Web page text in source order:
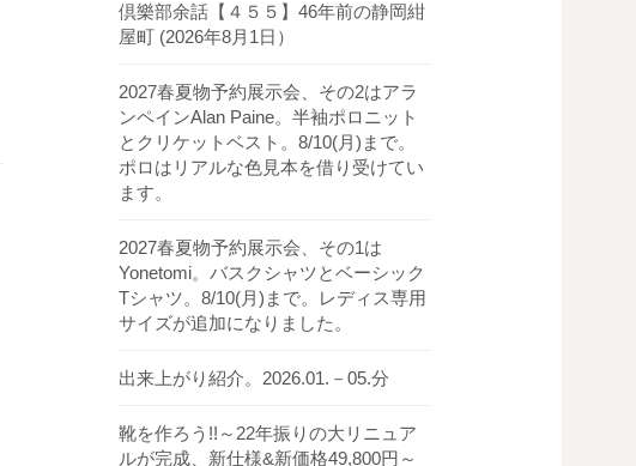
倶樂部余話【４５５】46年前の静岡紺
屋町 (2026年8月1日）
2027春夏物予約展示会、その2はアラ
ンペインAlan Paine。半袖ポロニット
とクリケットベスト。8/10(月)まで。
ポロはリアルな色見本を借り受けてい
ます。
2027春夏物予約展示会、その1は
Yonetomi。バスクシャツとベーシック
Tシャツ。8/10(月)まで。レディス専用
サイズが追加になりました。
出来上がり紹介。2026.01.－05.分
靴を作ろう!!～22年振りの大リニュア
ルが完成、新仕様&新価格49,800円～